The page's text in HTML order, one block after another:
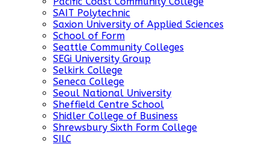
SAIT Polytechnic
Saxion University of Applied Sciences
School of Form
Seattle Community Colleges
SEGi University Group
Selkirk College
Seneca College
Seoul National University
Sheffield Centre School
Shidler College of Business
Shrewsbury Sixth Form College
SILC